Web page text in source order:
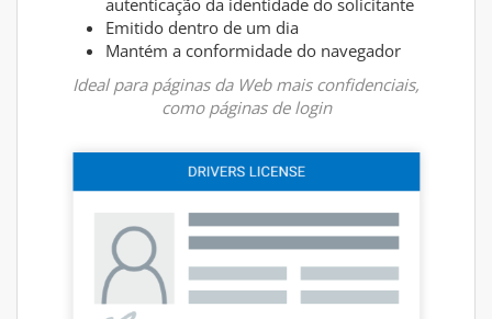
autenticação da identidade do solicitante
Emitido dentro de um dia
Mantém a conformidade do navegador
Ideal para páginas da Web mais confidenciais,
como páginas de login